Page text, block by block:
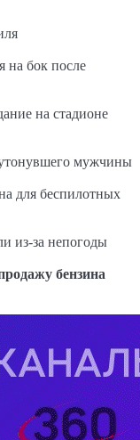
на бок после
на стадионе
мужчины
для беспилотных
из-за непогоды
бензина